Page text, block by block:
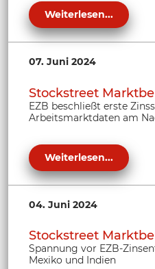
Weiterlesen...
07. Juni 2024
Stockstreet
EZB beschließt erste
Arbeitsmarktdaten am
Weiterlesen...
04. Juni 2024
Stockstreet
Spannung vor EZB-
Mexiko und Indien